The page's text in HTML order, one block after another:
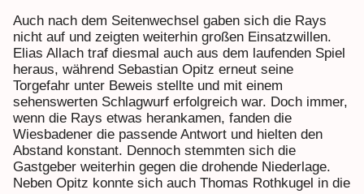
Auch nach dem Seitenwechsel gaben sich die Rays
nicht auf und zeigten weiterhin großen Einsatzwillen.
Elias Allach traf diesmal auch aus dem laufenden Spiel
heraus, während Sebastian Opitz erneut seine
Torgefahr unter Beweis stellte und mit einem
sehenswerten Schlagwurf erfolgreich war. Doch immer,
wenn die Rays etwas herankamen, fanden die
Wiesbadener die passende Antwort und hielten den
Abstand konstant. Dennoch stemmten sich die
Gastgeber weiterhin gegen die drohende Niederlage.
Neben Opitz konnte sich auch Thomas Rothkugel in die